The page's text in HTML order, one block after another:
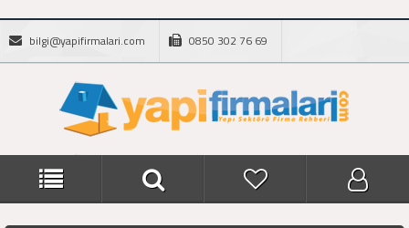
bilgi@yapifirmalari.com 0850 302 76 69